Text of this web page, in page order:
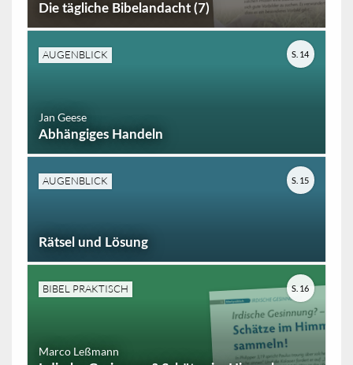
Die tägliche Bibelandacht (7)
AUGENBLICK
Jan Geese
Abhängiges Handeln
S. 14
AUGENBLICK
Rätsel und Lösung
S. 15
BIBEL PRAKTISCH
Marco Leßmann
S. 16